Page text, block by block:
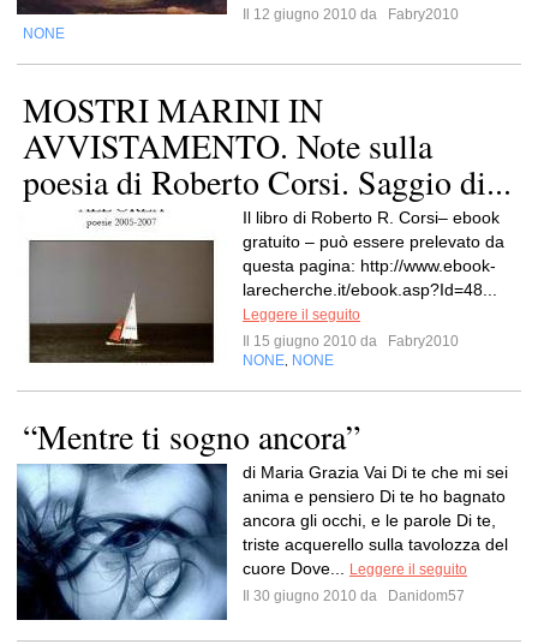
Il 12 giugno 2010 da
Fabry2010
NONE
MOSTRI MARINI IN
AVVISTAMENTO. Note sulla
poesia di Roberto Corsi. Saggio di...
Il libro di Roberto R. Corsi– ebook
gratuito – può essere prelevato da
questa pagina: http://www.ebook-
larecherche.it/ebook.asp?Id=48...
Leggere il seguito
Il 15 giugno 2010 da
Fabry2010
NONE NONE
“Mentre ti sogno ancora”
di Maria Grazia Vai Di te che mi sei
anima e pensiero Di te ho bagnato
ancora gli occhi, e le parole Di te,
triste acquerello sulla tavolozza del
cuore Dove...
Leggere il seguito
Il 30 giugno 2010 da
Danidom57